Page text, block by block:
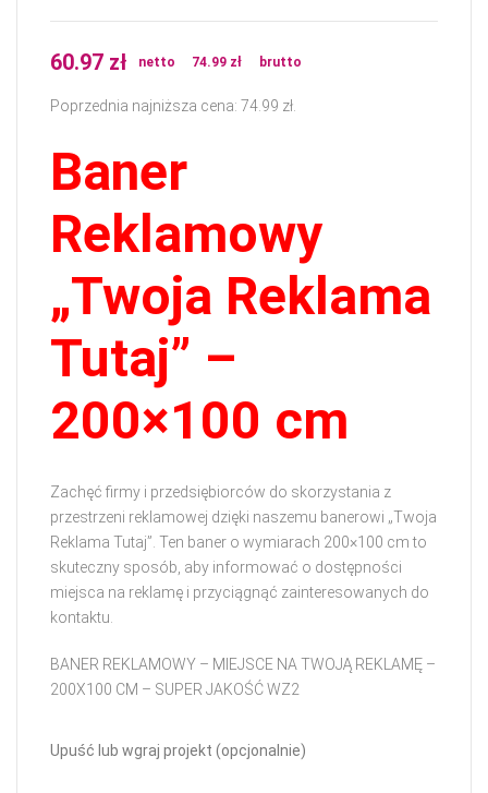
60.97 zł netto 74.99 zł brutto
Poprzednia najniższa cena: 74.99 zł.
Baner
Reklamowy
„Twoja Reklama
Tutaj” –
200×100 cm
Zachęć firmy i przedsiębiorców do skorzystania z
przestrzeni reklamowej dzięki naszemu banerowi „Twoja
Reklama Tutaj”. Ten baner o wymiarach 200×100 cm to
skuteczny sposób, aby informować o dostępności
miejsca na reklamę i przyciągnąć zainteresowanych do
kontaktu.
BANER REKLAMOWY – MIEJSCE NA TWOJĄ REKLAMĘ –
200X100 CM – SUPER JAKOŚĆ WZ2
Upuść lub wgraj projekt (opcjonalnie)